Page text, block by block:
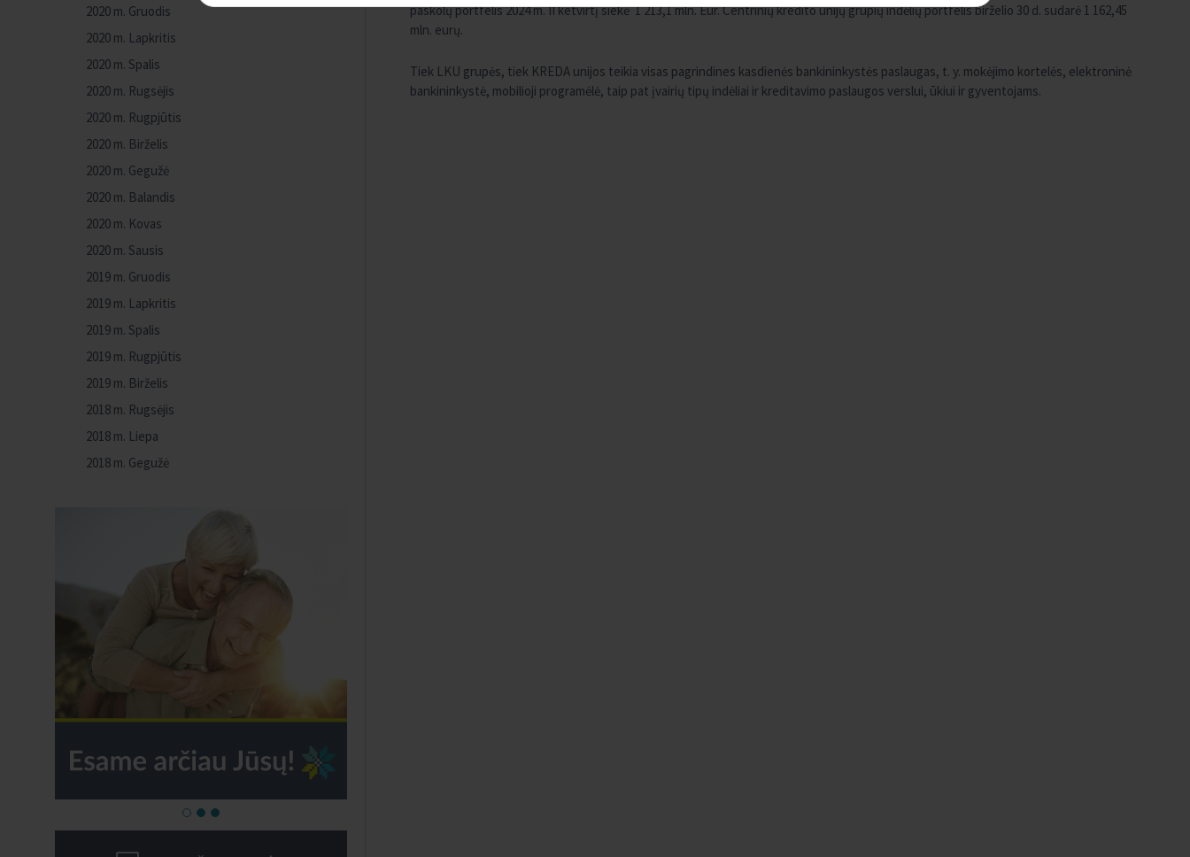
paskolų portfelis 2024 m. II ketvirtį siekė 1 213,1 mln. Eur. Centrinių kredito unijų grupių indėlių portfelis birželio 30 d. sudarė 1 162,45
mln. eurų.
Tiek LKU grupės, tiek KREDA unijos teikia visas pagrindines kasdienės bankininkystės paslaugas, t. y. mokėjimo kortelės, elektroninė
bankininkystė, mobilioji programėlė, taip pat įvairių tipų indėliai ir kreditavimo paslaugos verslui, ūkiui ir gyventojams.
2020 m. Gruodis
2020 m. Lapkritis
2020 m. Spalis
2020 m. Rugsėjis
2020 m. Rugpjūtis
2020 m. Birželis
2020 m. Gegužė
2020 m. Balandis
2020 m. Kovas
2020 m. Sausis
2019 m. Gruodis
2019 m. Lapkritis
2019 m. Spalis
2019 m. Rugpjūtis
2019 m. Birželis
2018 m. Rugsėjis
2018 m. Liepa
2018 m. Gegužė